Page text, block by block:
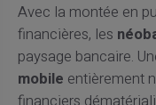
Avec la montée en
financières, les
paysage bancaire.
mobile entièrement